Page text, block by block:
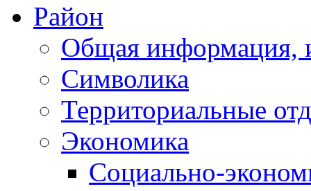
Район
Общая информация,
Символика
Территориальные
Экономика
Социально-